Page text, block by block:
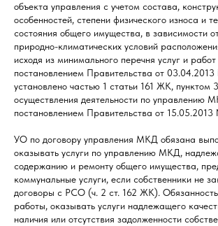
объекта управления с учетом состава,
особенностей, степени физического износа и
состояния общего имущества, в зависимости
природно-климатических условий
исходя из минимального перечня услуг и работ
постановлением Правительства от
установлено частью 1 статьи 161 ЖК, пунктом
осуществления деятельности по управлению
постановлением Правительства от
УО по договору управления МКД обязана
оказывать услуги по управлению МКД,
содержанию и ремонту общего имущества,
коммунальные услуги, если собственники не
договоры с РСО (ч. 2 ст. 162 ЖК).
работы, оказывать услуги надлежащего
наличия или отсутствия задолженности